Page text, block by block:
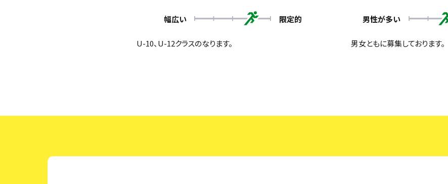
幅広い 限定的
U-10、U-12クラスのなります。
男性が多い
男女ともに募集しております。